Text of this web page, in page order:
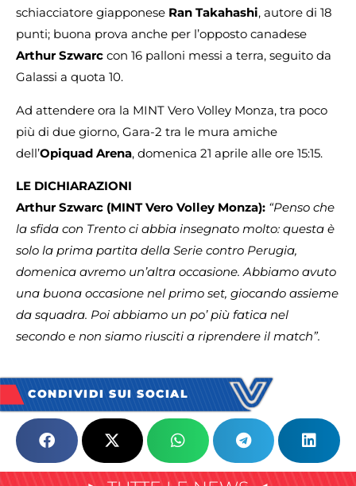
schiacciatore giapponese Ran Takahashi, autore di 18
punti; buona prova anche per l’opposto canadese
Arthur Szwarc con 16 palloni messi a terra, seguito da
Galassi a quota 10.
Ad attendere ora la MINT Vero Volley Monza, tra poco
più di due giorno, Gara-2 tra le mura amiche
dell’Opiquad Arena, domenica 21 aprile alle ore 15:15.
LE DICHIARAZIONI
Arthur Szwarc (MINT Vero Volley Monza): “Penso che
la sfida con Trento ci abbia insegnato molto: questa è
solo la prima partita della Serie contro Perugia,
domenica avremo un’altra occasione. Abbiamo avuto
una buona occasione nel primo set, giocando assieme
da squadra. Poi abbiamo un po’ più fatica nel
secondo e non siamo riusciti a riprendere il match”.
CONDIVIDI SUI SOCIAL